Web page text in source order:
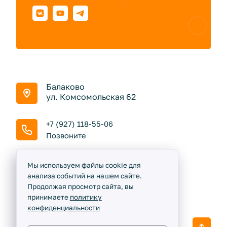
Балаково
ул. Комсомольская 62
+7 (927) 118-55-06
Позвоните
Пн - Сб: 9:00 до 18:00
Вс: Выходной
Кемпер, который построил Джек © 2020 -2026
Мы используем файлы cookie для
анализа событий на нашем сайте.
Продолжая просмотр сайта, вы
принимаете политику
конфиденциальности